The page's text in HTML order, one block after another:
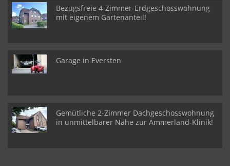
Bezugsfreie 4-Zimmer-Erdgeschosswohnung
mit eigenem Gartenanteil!
Garage in Eversten
Gemütliche 2-Zimmer Dachgeschosswohnung
in unmittelbarer Nähe zur Ammerland-Klinik!